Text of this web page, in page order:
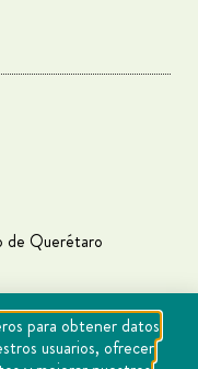
de Querétaro
para obtener datos
usuarios, ofrecer